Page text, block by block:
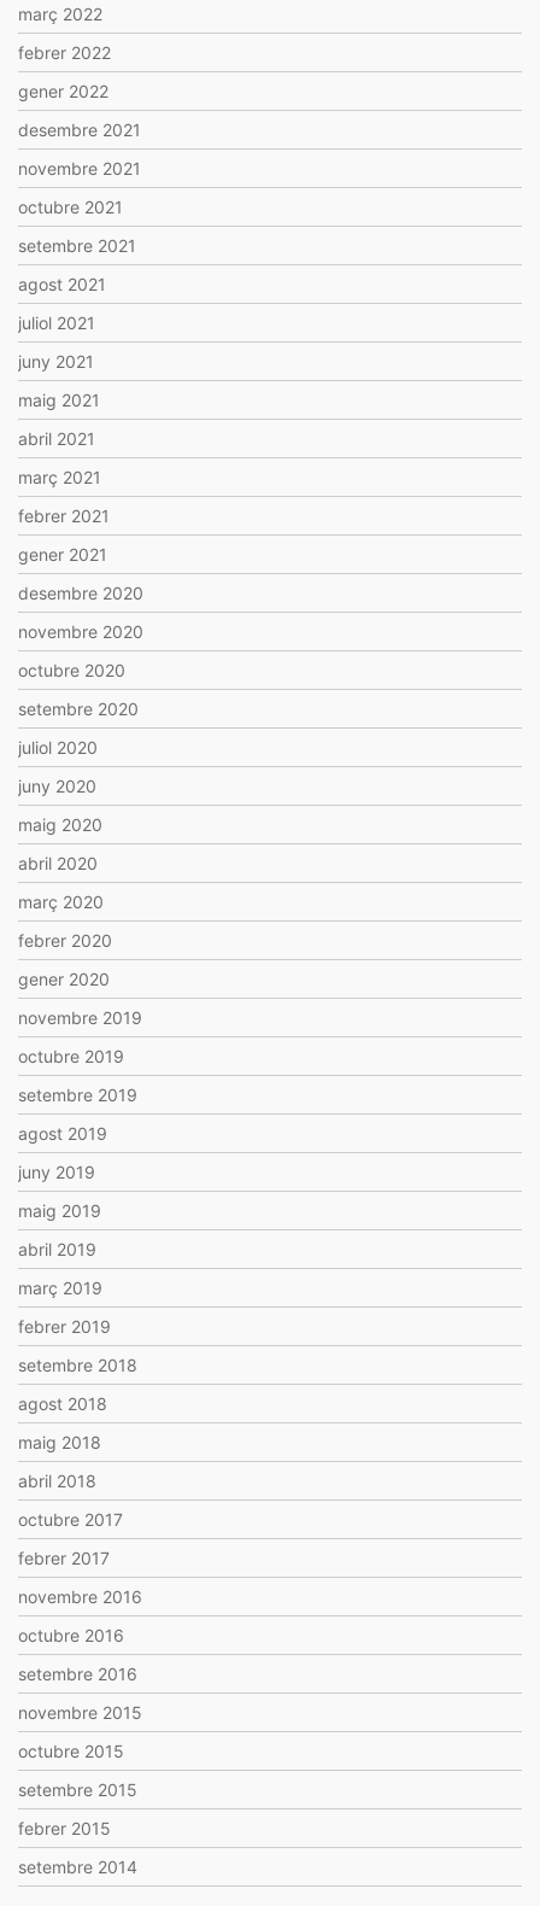
març 2022
febrer 2022
gener 2022
desembre 2021
novembre 2021
octubre 2021
setembre 2021
agost 2021
juliol 2021
juny 2021
maig 2021
abril 2021
març 2021
febrer 2021
gener 2021
desembre 2020
novembre 2020
octubre 2020
setembre 2020
juliol 2020
juny 2020
maig 2020
abril 2020
març 2020
febrer 2020
gener 2020
novembre 2019
octubre 2019
setembre 2019
agost 2019
juny 2019
maig 2019
abril 2019
març 2019
febrer 2019
setembre 2018
agost 2018
maig 2018
abril 2018
octubre 2017
febrer 2017
novembre 2016
octubre 2016
setembre 2016
novembre 2015
octubre 2015
setembre 2015
febrer 2015
setembre 2014